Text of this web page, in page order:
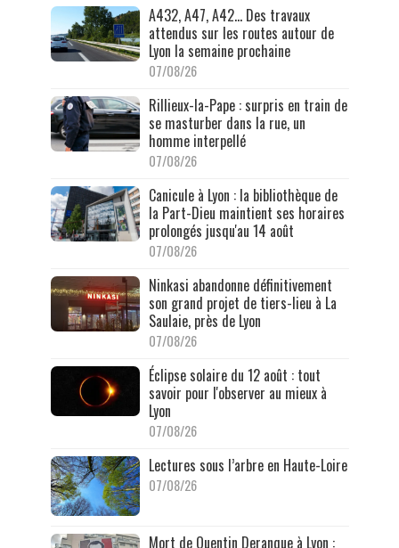
A432, A47, A42… Des travaux
attendus sur les routes autour de
Lyon la semaine prochaine
07/08/26
Rillieux-la-Pape : surpris en train de
se masturber dans la rue, un
homme interpellé
07/08/26
Canicule à Lyon : la bibliothèque de
la Part-Dieu maintient ses horaires
prolongés jusqu'au 14 août
07/08/26
Ninkasi abandonne définitivement
son grand projet de tiers-lieu à La
Saulaie, près de Lyon
07/08/26
Éclipse solaire du 12 août : tout
savoir pour l'observer au mieux à
Lyon
07/08/26
Lectures sous l’arbre en Haute-Loire
07/08/26
Mort de Quentin Deranque à Lyon :